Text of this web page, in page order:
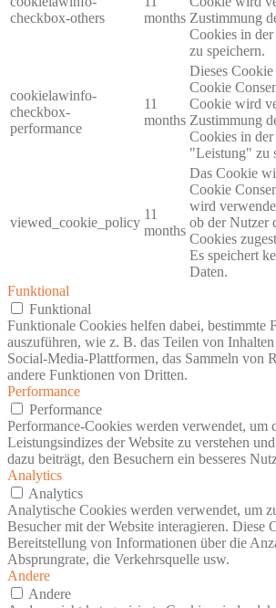
checkbox-others
months Zustimmung
Cookies in
zu speichern.
cookielawinfo-
checkbox-
performance
11
months
Dieses
Cookie
Cookie wird
Zustimmung
Cookies in
"Leistung" zu
viewed_cookie_policy
11
months
Das Cookie
Cookie
wird
ob der Nutzer
Cookies
Es speichert
Daten.
Funktional
Funktional
Funktionale Cookies helfen dabei, bestimmte
auszuführen, wie z. B. das Teilen von
Social-Media-Plattformen, das Sammeln von
andere Funktionen von Dritten.
Performance
Performance
Performance-Cookies werden verwendet, um
Leistungsindizes der Website zu verstehen
dazu beiträgt, den Besuchern ein besseres
Analytics
Analytics
Analytische Cookies werden verwendet, um
Besucher mit der Website interagieren. Diese
Bereitstellung von Informationen über die
Absprungrate, die Verkehrsquelle usw.
Andere
Andere